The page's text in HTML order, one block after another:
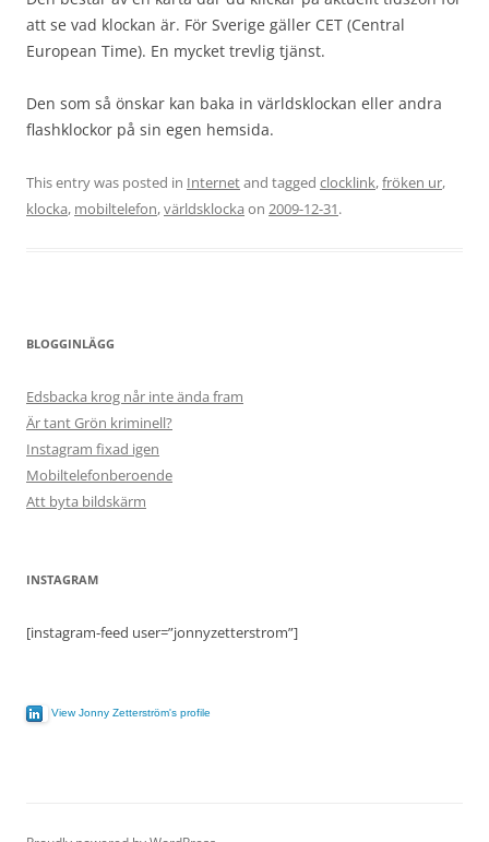
att se vad klockan är. För Sverige gäller CET (Central
European Time). En mycket trevlig tjänst.
Den som så önskar kan baka in världsklockan eller andra
flashklockor på sin egen hemsida.
This entry was posted in Internetand tagged clocklink,fröken ur,
klocka, mobiltelefon,världsklocka on 2009-12-31.
BLOGGINLÄGG
Edsbacka krog når inte ända fram
Är tant Grön kriminell?
Instagram fixad igen
Mobiltelefonberoende
Att byta bildskärm
INSTAGRAM
[instagram-feed user=”jonnyzetterstrom”]
View Jonny Zetterström's profile